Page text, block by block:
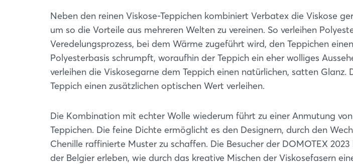
Neben den reinen Viskose-Teppichen kombiniert Verbatex die Viskose
um so die Vorteile aus mehreren Welten zu vereinen. So verleihen
Veredelungsprozess, bei dem Wärme zugeführt wird, den Teppichen
Polyesterbasis schrumpft, woraufhin der Teppich ein eher wolliges
verleihen die Viskosegarne dem Teppich einen natürlichen, satten Glanz.
Teppich einen zusätzlichen optischen Wert verleihen.
Die Kombination mit echter Wolle wiederum führt zu einer Anmutung
Teppichen. Die feine Dichte ermöglicht es den Designern, durch den
Chenille raffinierte Muster zu schaffen. Die Besucher der DOMOTEX
der Belgier erleben, wie durch das kreative Mischen der Viskosefasern
Login